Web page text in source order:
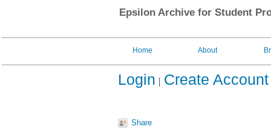
Epsilon Archive for Student
Home About
Login Create Account
Share